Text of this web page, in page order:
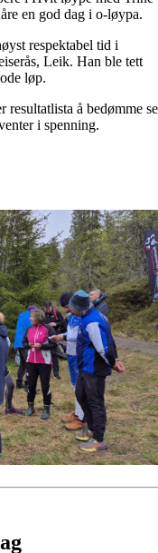
en god dag i o-løypa.
respektabel tid i
Leik. Han ble tett
løp.
resultatlista å bedømme
i spenning.